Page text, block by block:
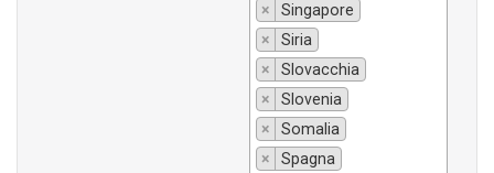
×
Singapore
×
Siria
×
Slovacchia
×
Slovenia
×
Somalia
×
Spagna